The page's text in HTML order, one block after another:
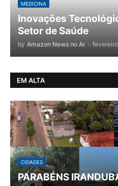
MEDICINA
Inovações
Setor de Saúde
by Amazon News no Ar -
EM ALTA
CIDADES
PARABÉNS